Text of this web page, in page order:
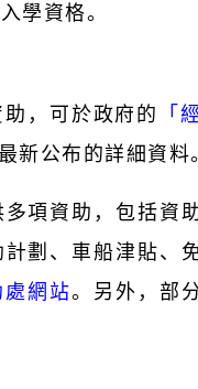
學資格。
，可於政府的
「
最新公布的詳細資料
項資助，包括資
劃、車船津貼、
處網站。另外，部